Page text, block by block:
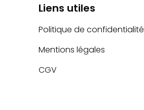
Liens utiles
Politique de confidentialité
Mentions légales
CGV